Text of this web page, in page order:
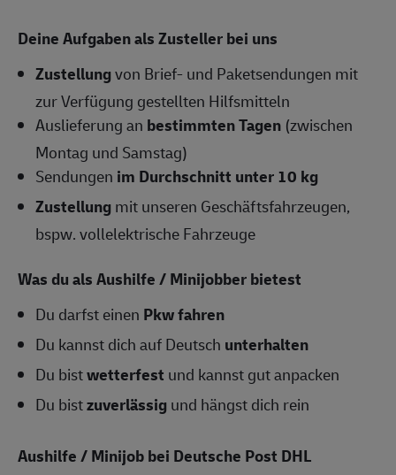
Deine Aufgaben als Zusteller bei uns
Zustellungvon Brief- und Paketsendungen mit
zur Verfügung gestellten Hilfsmitteln
Auslieferung an bestimmten Tagen (zwischen
Montag und Samstag)
Sendungen im Durchschnitt unter 10 kg
Zustellungmit unseren Geschäftsfahrzeugen,
bspw. vollelektrische Fahrzeuge
Was du als Aushilfe / Minijobber bietest
Du darfst einen Pkw fahren
Du kannst dich auf Deutsch unterhalten
Du bistwetterfest und kannst gut anpacken
Du bistzuverlässigund hängst dich rein
Aushilfe / Minijob bei Deutsche Post DHL